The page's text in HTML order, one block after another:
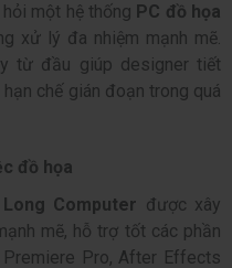
một hệ thống PC đồ họa
xử lý đa nhiệm mạnh mẽ.
từ đầu giúp designer tiết
chế gián đoạn trong quá
đồ họa
Computer được xây
mẽ, hỗ trợ tốt các phần
Pro, After Effects